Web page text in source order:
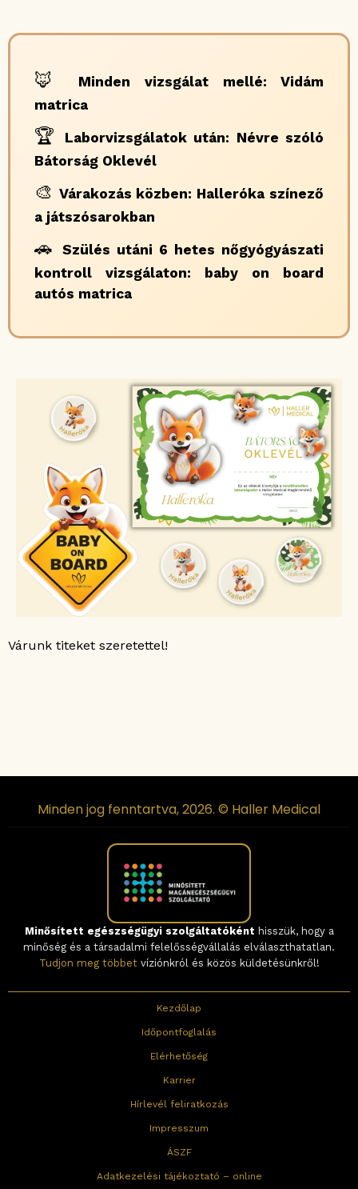
🦊
Minden vizsgálat mellé: Vidám
matrica
🏆
Laborvizsgálatok után: Névre szóló
Bátorság Oklevél
🎨 Várakozás közben: Halleróka színező
a játszósarokban
🚗
Szülés utáni 6 hetes nőgyógyászati
kontroll vizsgálaton: baby on board
autós matrica
Várunk titeket szeretettel!
Minden jog fenntartva, 2026. © Haller Medical
Minősített egészségügyi szolgáltatóként hisszük, hogy a
minőség és a társadalmi felelősségvállalás elválaszthatatlan.
Tudjon meg többetvíziónkról és közös küldetésünkről!
Kezdőlap
Időpontfoglalás
Elérhetőség
Karrier
Hírlevél feliratkozás
Impresszum
ÁSZF
Adatkezelési tájékoztató – online